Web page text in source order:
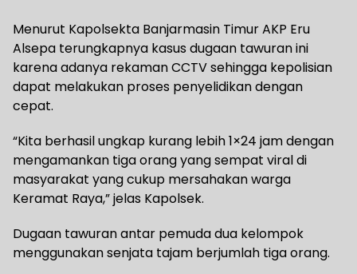
Menurut Kapolsekta Banjarmasin Timur AKP Eru
Alsepa terungkapnya kasus dugaan tawuran ini
karena adanya rekaman CCTV sehingga kepolisian
dapat melakukan proses penyelidikan dengan
cepat.
“Kita berhasil ungkap kurang lebih 1×24 jam dengan
mengamankan tiga orang yang sempat viral di
masyarakat yang cukup mersahakan warga
Keramat Raya,” jelas Kapolsek.
Dugaan tawuran antar pemuda dua kelompok
menggunakan senjata tajam berjumlah tiga orang.